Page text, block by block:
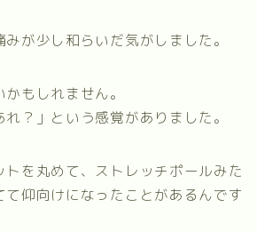
が少し和らいだ気がしました。
もしれません。
？」という感覚がありました。
を丸めて、ストレッチポールみた
て仰向けになったことがあるんです